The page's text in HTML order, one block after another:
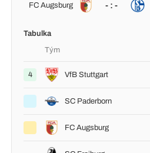
FC Augsburg
- : -
Tabulka
Tým
4 VfB Stuttgart
SC Paderborn
FC Augsburg